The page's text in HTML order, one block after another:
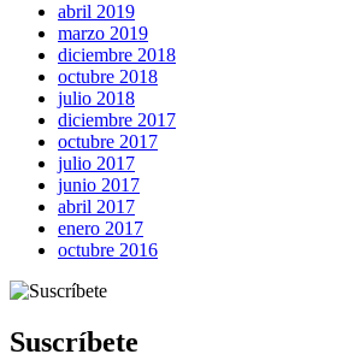
abril 2019
marzo 2019
diciembre 2018
octubre 2018
julio 2018
diciembre 2017
octubre 2017
julio 2017
junio 2017
abril 2017
enero 2017
octubre 2016
Suscríbete